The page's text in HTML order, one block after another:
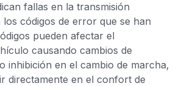
fallas en la transmisión
los códigos de error que se han
pueden afectar el
causando cambios de
inhibición en el cambio de marcha,
directamente en el confort de